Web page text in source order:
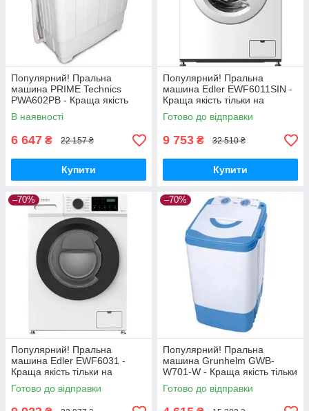
Популярний! Пральна
машина PRIME Technics
PWA602PB - Краща якість
тільки на Nukleon.com.ua
В наявності
6 647 ₴ 22 157 ₴
Купити
Популярний! Пральна
машина Edler EWF6011SIN -
Краща якість тільки на
Nukleon.com.ua
Готово до відправки
9 753 ₴ 32 510 ₴
Купити
–70%
Популярний! Пральна
машина Edler EWF6031 -
Краща якість тільки на
Nukleon.com.ua
Готово до відправки
–70%
Популярний! Пральна
машина Grunhelm GWB-
W701-W - Краща якість тільки
на Nukleon.com.ua
Готово до відправки